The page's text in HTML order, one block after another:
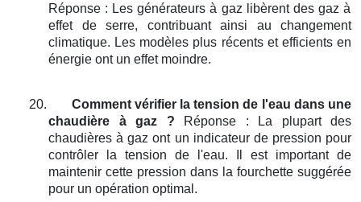
Réponse : Les générateurs à gaz libèrent des gaz à
effet de serre, contribuant ainsi au changement
climatique. Les modèles plus récents et efficients en
énergie ont un effet moindre.
20.
Comment vérifier la tension de l'eau dans une
chaudière à gaz ? Réponse : La plupart des
chaudières à gaz ont un indicateur de pression pour
contrôler la tension de l'eau. Il est important de
maintenir cette pression dans la fourchette suggérée
pour un opération optimal.